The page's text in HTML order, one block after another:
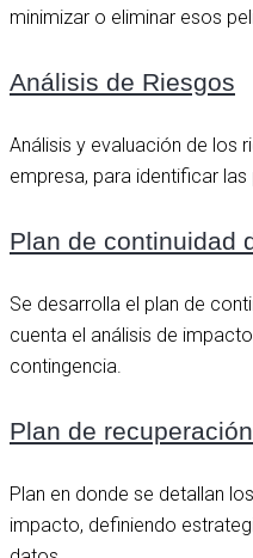
minimizar o eliminar esos
Análisis de Riesgos
Análisis y evaluación de los
empresa, para identificar
Plan de continuidad
Se desarrolla el plan de
cuenta el análisis de
contingencia.
Plan de
Plan en donde se detallan
impacto, definiendo